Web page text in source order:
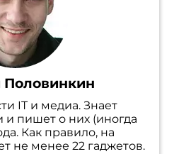
Половинкин
IT и медиа. Знает
и пишет о них (иногда
Как правило, на
не менее 22 гаджетов.